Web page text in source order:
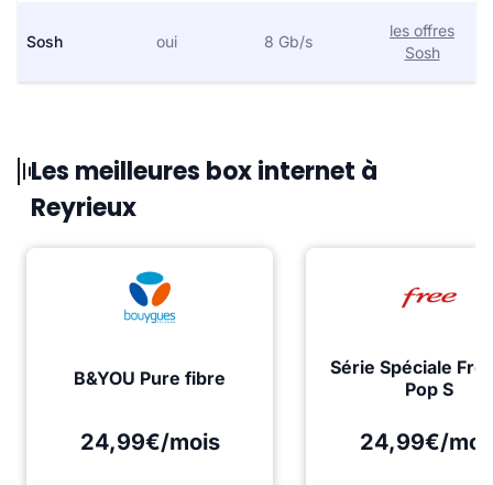
Sosh oui 8 Gb/s
les offres
Sosh
Les meilleures box internet à
Reyrieux
B&YOU Pure fibre
24,99€/mois
Série Spéciale
Pop S
24,99€/